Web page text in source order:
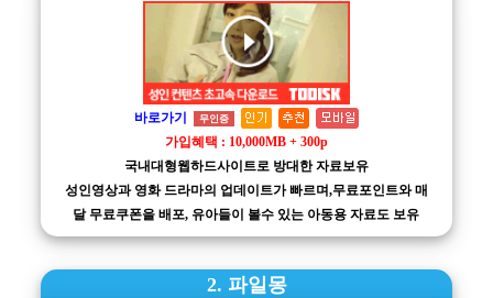
바로가기 무인증
가입혜택 : 10,000MB + 300p
국내대형웹하드사이트로 방대한 자료보유
성인영상과 영화 드라마의 업데이트가 빠르며,무료포인트와 매
달 무료쿠폰을 배포, 유아들이 볼수 있는 아동용 자료도 보유
2. 파일몽